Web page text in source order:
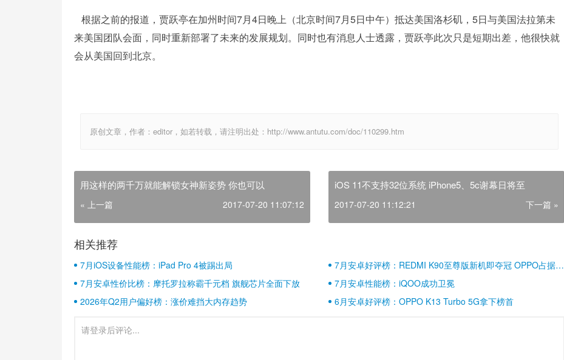
根据之前的报道，贾跃亭在加州时间7月4日晚上（北京时间7月5日中午）抵达美国洛杉矶，5日与美国法拉第未
来美国团队会面，同时重新部署了未来的发展规划。同时也有消息人士透露，贾跃亭此次只是短期出差，他很快就
会从美国回到北京。
原创文章，作者：editor，如若转载，请注明出处：http://www.antutu.com/doc/110299.htm
用这样的两千万就能解锁女神新姿势 你也可以
« 上一篇 2017-07-20 11:07:12
iOS 11不支持32位系统 iPhone5、5c谢幕日将至
2017-07-20 11:12:21 下一篇 »
相关推荐
7月iOS设备性能榜：iPad Pro 4被踢出局
7月安卓好评榜：REDMI K90至尊版新机即夺冠 OPPO占据半
壁江山
7月安卓性价比榜：摩托罗拉称霸千元档 旗舰芯片全面下放
7月安卓性能榜：iQOO成功卫冕
2026年Q2用户偏好榜：涨价难挡大内存趋势
6月安卓好评榜：OPPO K13 Turbo 5G拿下榜首